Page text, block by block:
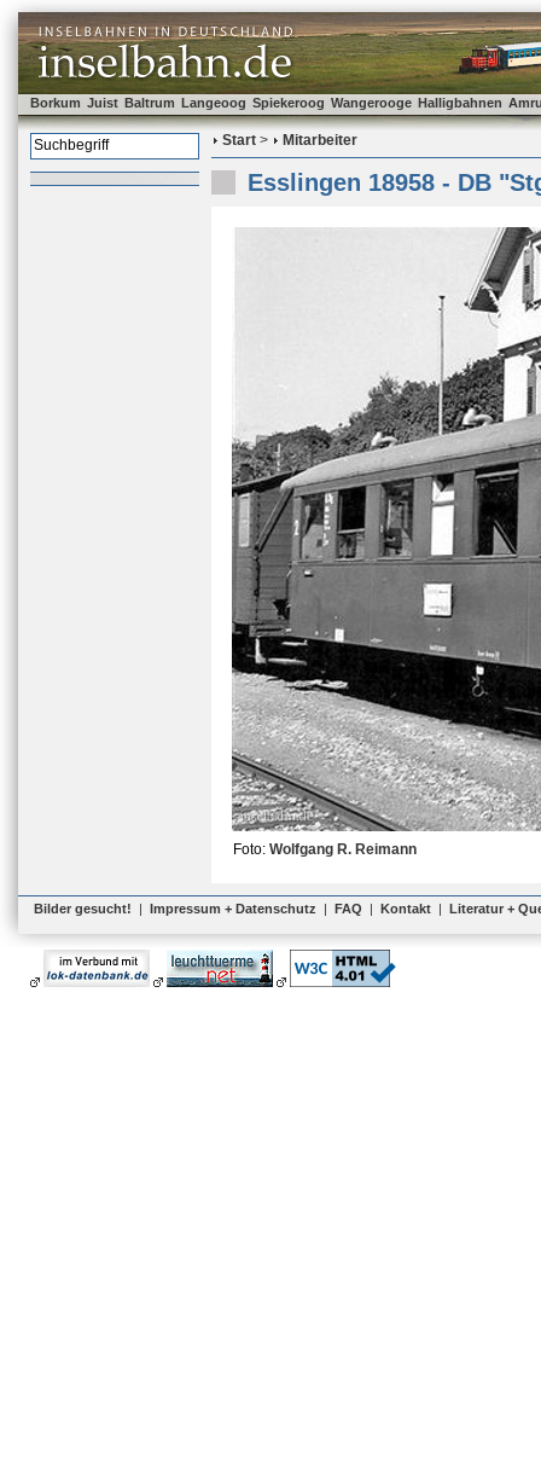
Borkum Juist Baltrum Langeoog Spiekeroog Wangerooge Halligbahnen
Start > Mitarbeiter
Esslingen 18958 - DB
Foto: Wolfgang R. Reimann
Bilder gesucht! | Impressum + Datenschutz | FAQ | Kontakt | Literatur +